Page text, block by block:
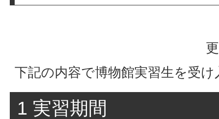
下記の内容で博物館実習生を受
1 実習期間